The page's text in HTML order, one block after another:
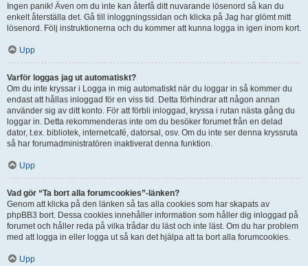
Ingen panik! Även om du inte kan återfå ditt nuvarande lösenord så kan du
enkelt återställa det. Gå till inloggningssidan och klicka på Jag har glömt mitt
lösenord. Följ instruktionerna och du kommer att kunna logga in igen inom kort.
Upp
Varför loggas jag ut automatiskt?
Om du inte kryssar i Logga in mig automatiskt när du loggar in så kommer du
endast att hållas inloggad för en viss tid. Detta förhindrar att någon annan
använder sig av ditt konto. För att förbli inloggad, kryssa i rutan nästa gång du
loggar in. Detta rekommenderas inte om du besöker forumet från en delad
dator, t.ex. bibliotek, internetcafé, datorsal, osv. Om du inte ser denna kryssruta
så har forumadministratören inaktiverat denna funktion.
Upp
Vad gör “Ta bort alla forumcookies”-länken?
Genom att klicka på den länken så tas alla cookies som har skapats av
phpBB3 bort. Dessa cookies innehåller information som håller dig inloggad på
forumet och håller reda på vilka trådar du läst och inte läst. Om du har problem
med att logga in eller logga ut så kan det hjälpa att ta bort alla forumcookies.
Upp